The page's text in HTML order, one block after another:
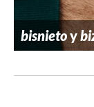
bisnietoy